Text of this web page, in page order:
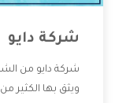
شركة دايو
شركة دايو من
ويثق بها الكثير